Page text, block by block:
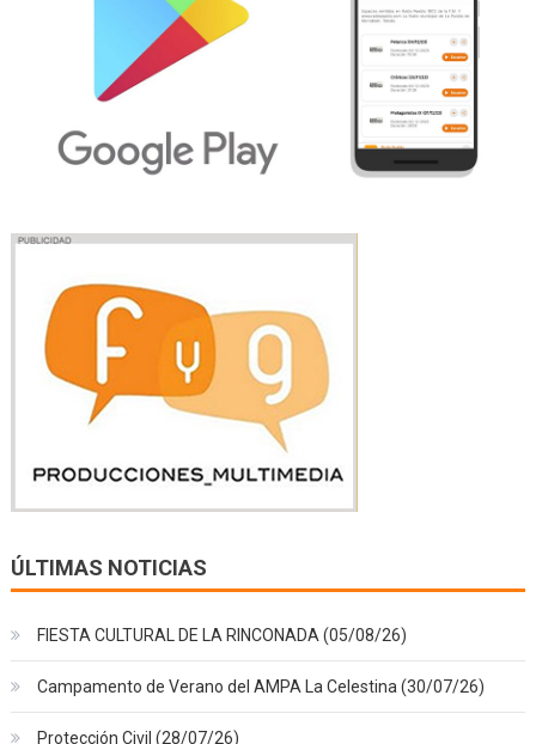
ÚLTIMAS NOTICIAS
FIESTA CULTURAL DE LA RINCONADA (05/08/26)
Campamento de Verano del AMPA La Celestina (30/07/26)
Protección Civil (28/07/26)